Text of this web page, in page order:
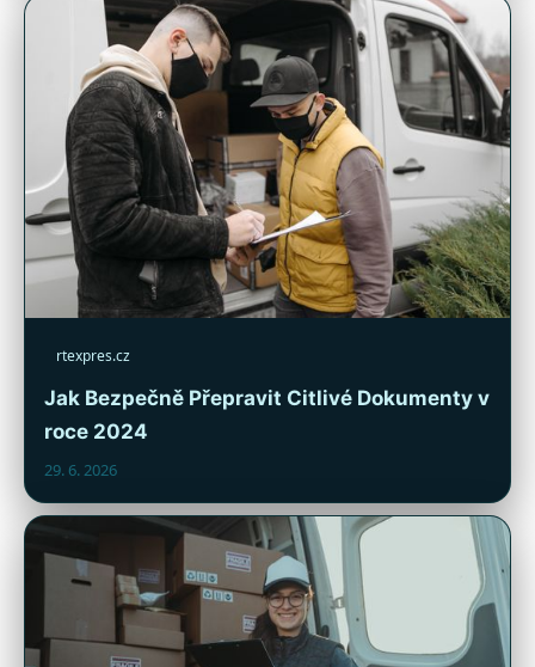
rtexpres.cz
Jak Bezpečně Přepravit Citlivé Dokumenty v
roce 2024
29. 6. 2026